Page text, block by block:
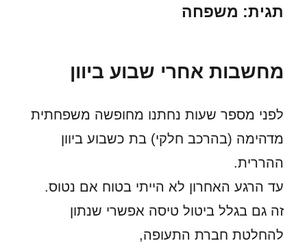
תגית: משפחה
מחשבות אחרי שבוע ביוון
לפני מספר שעות נחתנו מחופשה משפחתית
מדהימה (בהרכב חלקי) בת כשבוע ביוון
ההררית.
עד הרגע האחרון לא הייתי בטוח אם נטוס.
זה גם בגלל ביטול טיסה אפשרי שנתון
להחלטת חברת התעופה,